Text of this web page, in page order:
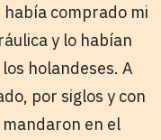
había comprado mi
y lo habían
holandeses. A
por siglos y con
en el